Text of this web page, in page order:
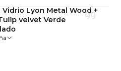
Vidrio Lyon Metal Wood +
velvet Verde